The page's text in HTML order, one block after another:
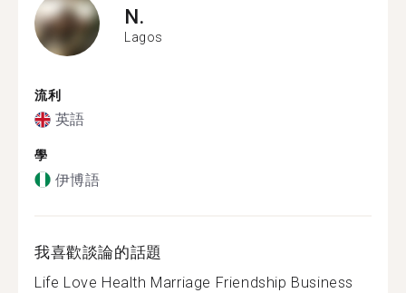
N.
Lagos
流利
英語
學
伊博語
我喜歡談論的話題
Life Love Health Marriage Friendship Business